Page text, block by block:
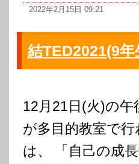
2022年2月15日 09:21
結TED2021(9年
12月21日(火)の
が多目的教室で
は、 「自己の成